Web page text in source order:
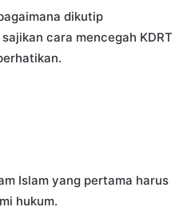
dikutip
cara mencegah KDRT
Islam yang pertama harus
hukum.